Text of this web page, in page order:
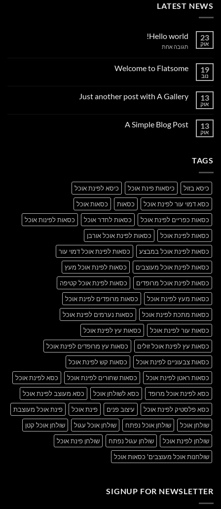
LATEST NEWS
23
אוק
Hello world!
תגובה אחתעל
19
נוב
Welcome to Flatsome
Welcome
13
אוק
Just another post with A Gallery
Just
13
אוק
A Simple Blog Post
TAGS
כיסא בזול כיסאות פינת אוכל
כיסא לפינת אוכל
כסא דמוי עור לפינת אוכל
כסאות
כסאות אוכל
כסאות כפריים לפינת אוכל
כסאות לחדר אוכל
כסאות לפינות אוכל
כסאות לפינת אוכל
כסאות לפינת אוכל אורבן
כסאות לפינת אוכל במבצע
כסאות לפינת אוכל דמוי עור
כסאות לפינת אוכל מעוצבים
כסאות לפינת אוכל מעץ
כסאות לפינת אוכל מרופדים
כסאות לפינת אוכל קטיפה
כסאות מעץ לפינת אוכל
כסאות מרופדים לפינת אוכל
כסאות מתכת לפינת אוכל
כסאות נערמים לפינת אוכל
כסאות עור לפינת אוכל
כסאות עץ לפינת אוכל
כסאות עץ לפינת אוכל זולים
כסאות עץ מרופדים לפינת אוכל
כסאות צבעוניים לפינת אוכל
כסאות קש לפינת אוכל
כסאות ראטן לפינת אוכל
כסאות שחורים לפינת אוכל
כסא לפינת אוכל
כסא לפינת אוכל מרופד
כסא לשולחן אוכל
כסא מעוצב לפינת אוכל
כסא פלסטיק לפינת אוכל
עיצוב פנים פינת אוכל
פינת אוכל מעוצבת
שולחן אוכל
שולחן אוכל נפתח שולחן אוכל עגול
שולחן אוכל קטן
שולחן לפינת אוכל
שולחן עגול נפתח
שולחן פינת אוכל
שולחנות אוכל מעוצבים' כסאות אוכל
SIGNUP FOR NEWSLETTER